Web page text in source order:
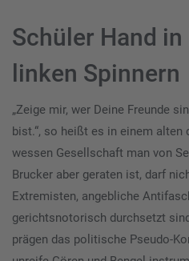
Schüler Hand
linken Spinnern
„Zeige mir, wer Deine Freunde
bist.“, so heißt es in einem alten
wessen Gesellschaft man von
Brucker aber geraten ist, darf
Extremisten, angebliche
gerichtsnotorisch durchsetzt
prägen das politische Pseudo-